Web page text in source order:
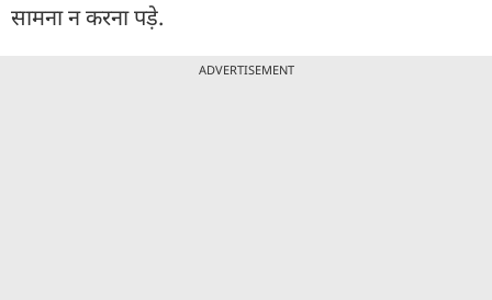
सामना न करना पड़े.
ADVERTISEMENT